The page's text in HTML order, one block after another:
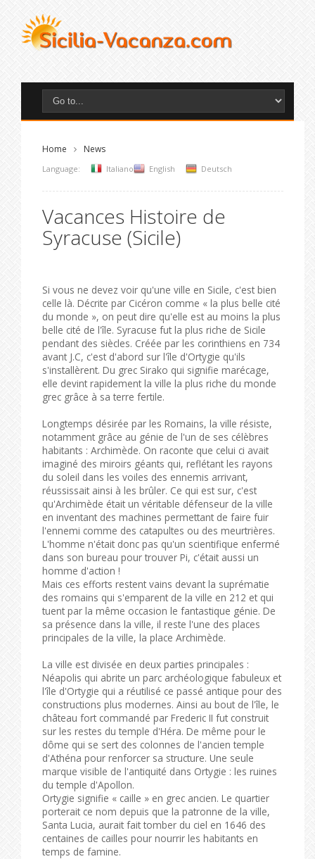
Home News
Language: Italiano English Deutsch
Vacances Histoire de
Syracuse (Sicile)
Si vous ne devez voir qu'une ville en Sicile, c'est bien
celle là. Décrite par Cicéron comme « la plus belle cité
du monde », on peut dire qu'elle est au moins la plus
belle cité de l'île. Syracuse fut la plus riche de Sicile
pendant des siècles. Créée par les corinthiens en 734
avant J.C, c'est d'abord sur l'île d'Ortygie qu'ils
s'installèrent. Du grec Sirako qui signifie marécage,
elle devint rapidement la ville la plus riche du monde
grec grâce à sa terre fertile.
Longtemps désirée par les Romains, la ville résiste,
notamment grâce au génie de l'un de ses célèbres
habitants : Archimède. On raconte que celui ci avait
imaginé des miroirs géants qui, reflétant les rayons
du soleil dans les voiles des ennemis arrivant,
réussissait ainsi à les brûler. Ce qui est sur, c'est
qu'Archimède était un véritable défenseur de la ville
en inventant des machines permettant de faire fuir
l'ennemi comme des catapultes ou des meurtrières.
L'homme n'était donc pas qu'un scientifique enfermé
dans son bureau pour trouver Pi, c'était aussi un
homme d'action !
Mais ces efforts restent vains devant la suprématie
des romains qui s'emparent de la ville en 212 et qui
tuent par la même occasion le fantastique génie. De
sa présence dans la ville, il reste l'une des places
principales de la ville, la place Archimède.
La ville est divisée en deux parties principales :
Néapolis qui abrite un parc archéologique fabuleux et
l'île d'Ortygie qui a réutilisé ce passé antique pour des
constructions plus modernes. Ainsi au bout de l'île, le
château fort commandé par Frederic II fut construit
sur les restes du temple d'Héra. De même pour le
dôme qui se sert des colonnes de l'ancien temple
d'Athéna pour renforcer sa structure. Une seule
marque visible de l'antiquité dans Ortygie : les ruines
du temple d'Apollon.
Ortygie signifie « caille » en grec ancien. Le quartier
porterait ce nom depuis que la patronne de la ville,
Santa Lucia, aurait fait tomber du ciel en 1646 des
centaines de cailles pour nourrir les habitants en
temps de famine.